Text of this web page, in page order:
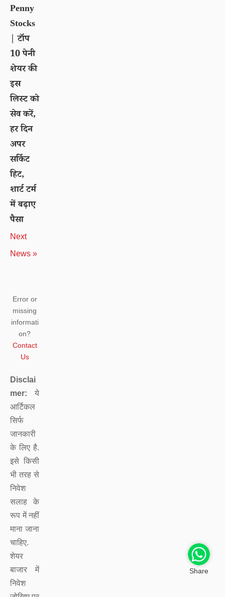
Penny
Stocks
| टॉप
10 पेनी
शेयर की
इस
लिस्ट को
सेव करें,
हर दिन
अपर
सर्किट
हिट,
शार्ट टर्म
में बढ़ाए
पैसा
Next
News »
Error or
missing
informati
on?
Contact
Us
Disclai
mer: ये
आर्टिकल
सिर्फ
जानकारी
के लिए है.
इसे किसी
भी तरह से
निवेश
सलाह के
रूप में नहीं
माना जाना
चाहिए.
शेयर
बाजार में
निवेश
Share